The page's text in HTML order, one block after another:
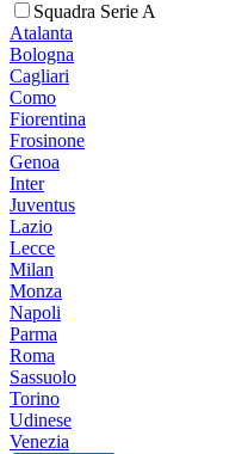
Squadra Serie A
Atalanta
Bologna
Cagliari
Como
Fiorentina
Frosinone
Genoa
Inter
Juventus
Lazio
Lecce
Milan
Monza
Napoli
Parma
Roma
Sassuolo
Torino
Udinese
Venezia